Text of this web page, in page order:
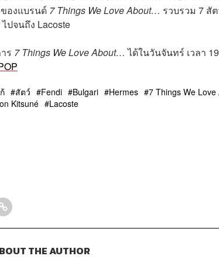
องแบรนด์ 7 Things We Love About… รวบรวม 7 สั
ปจนถึง Lacoste
ร 7 Things We Love About…ได้ในวันจันทร์ เวลา
สัตว์ Fendi Bulgari Hermes 7 Things We Love
Kitsuné Lacoste
THE AUTHOR